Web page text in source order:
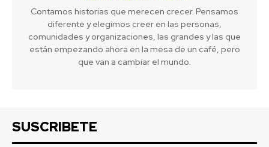
Contamos historias que merecen crecer. Pensamos
diferente y elegimos creer en las personas,
comunidades y organizaciones, las grandes y las que
están empezando ahora en la mesa de un café, pero
que van a cambiar el mundo.
SUSCRIBETE